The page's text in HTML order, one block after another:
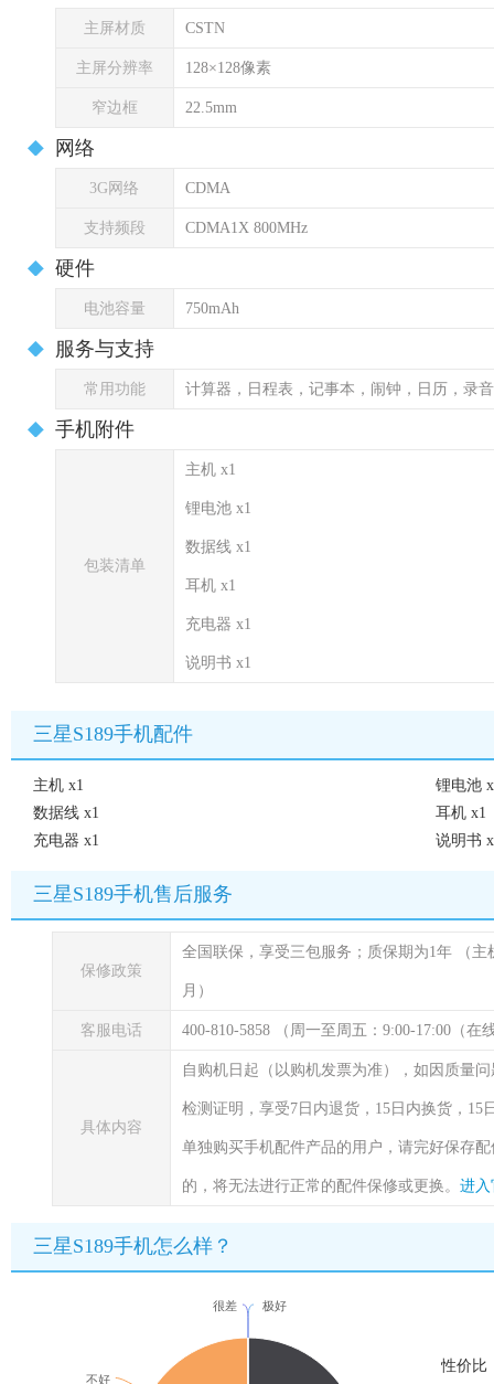
主屏材质 CSTN
主屏分辨率 128×128像素
窄边框 22.5mm
网络
3G网络 CDMA
支持频段 CDMA1X 800MHz
硬件
电池容量 750mAh
服务与支持
常用功能 计算器，日程表，记事本，闹钟，日历，录
手机附件
包装清单
主机 x1
锂电池 x1
数据线 x1
耳机 x1
充电器 x1
说明书 x1
三星S189手机配件
主机 x1
锂电池
数据线 x1
耳机 x1
充电器 x1
说明书
三星S189手机售后服务
保修政策
全国联保，享受三包服务；质保期为1年 （
月）
客服电话 400-810-5858 （周一至周五：9:00-17:00（在
具体内容
自购机日起（以购机发票为准），如因质量
检测证明，享受7日内退货，15日内换货，
单独购买手机配件产品的用户，请完好保存
的，将无法进行正常的配件保修或更换。 进入
三星S189手机怎么样？
极好
不好
很差
性价比